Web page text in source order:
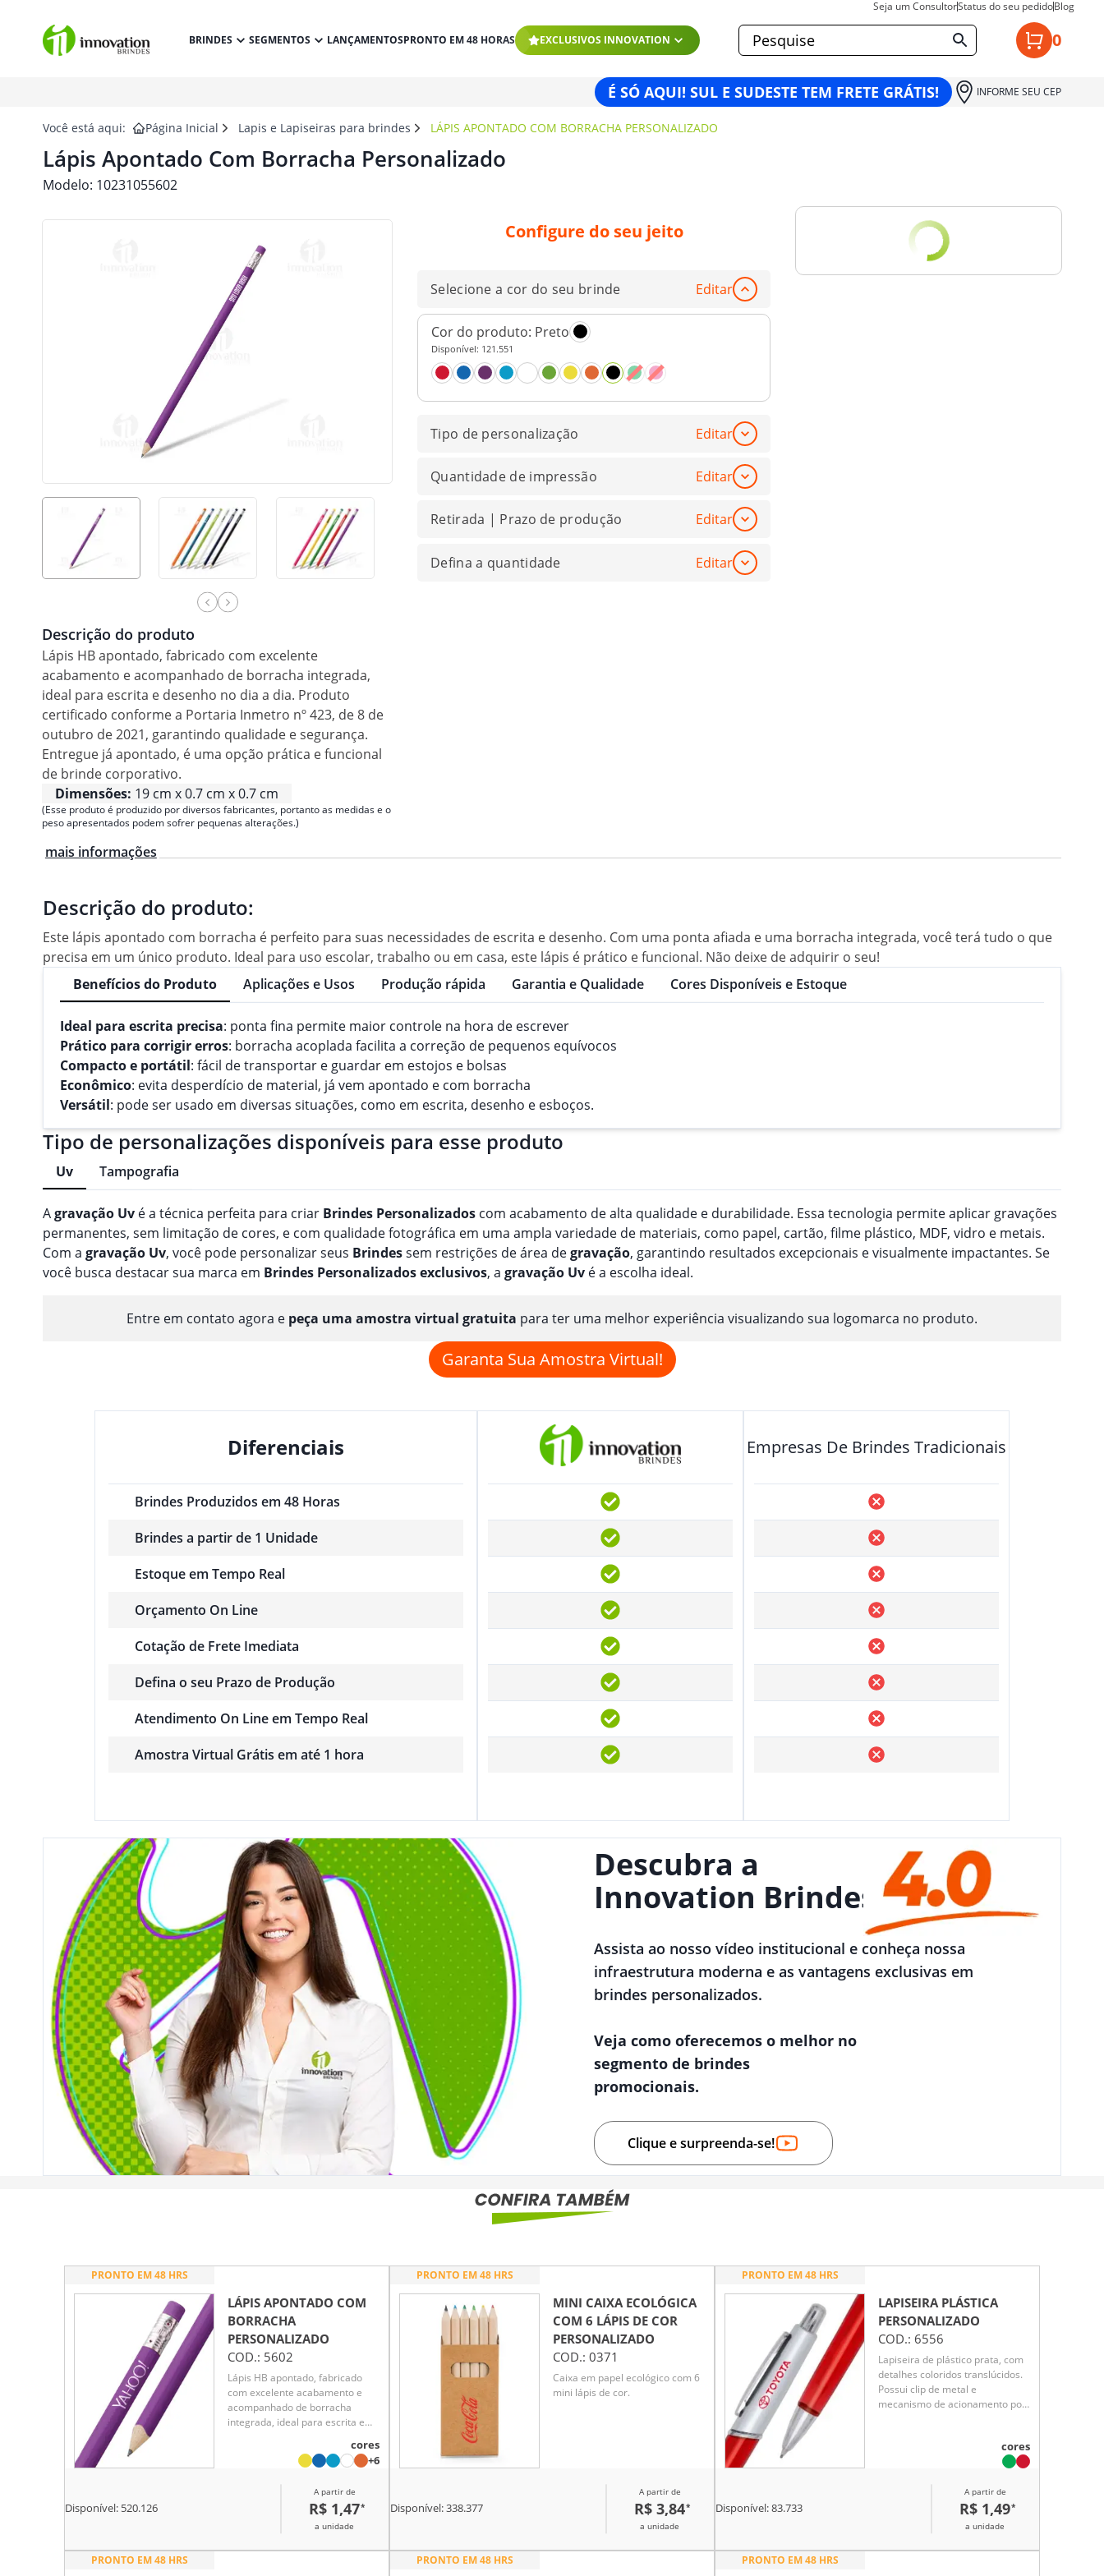
Seja um ConsultorStatus do seu pedidoBlog
BRINDES SEGMENTOS LANÇAMENTOSPRONTO EM 48 HORAS EXCLUSIVOS INNOVATION 0
É SÓ AQUI! SUL E SUDESTE TEM FRETE GRÁTIS! INFORME SEU CEP
Você está aqui: Página Inicial Lapis e Lapiseiras para brindes LÁPIS APONTADO COM BORRACHA PERSONALIZADO
Lápis Apontado Com Borracha Personalizado
Modelo: 10231055602
Descrição do produto
Lápis HB apontado, fabricado com excelente
acabamento e acompanhado de borracha integrada,
ideal para escrita e desenho no dia a dia. Produto
certificado conforme a Portaria Inmetro nº 423, de 8 de
outubro de 2021, garantindo qualidade e segurança.
Entregue já apontado, é uma opção prática e funcional
de brinde corporativo.
Dimensões: 19 cm x 0.7 cm x 0.7 cm
(Esse produto é produzido por diversos fabricantes, portanto as medidas e o
peso apresentados podem sofrer pequenas alterações.)
Configure do seu jeito
Selecione a cor do seu brinde Editar
Cor do produto: Preto
Disponível: 121.551
Tipo de personalização Editar
Quantidade de impressão Editar
Retirada | Prazo de produção Editar
Defina a quantidade Editar
mais informações
Descrição do produto:
Este lápis apontado com borracha é perfeito para suas necessidades de escrita e desenho. Com uma ponta afiada e uma borracha integrada, você terá tudo o que
precisa em um único produto. Ideal para uso escolar, trabalho ou em casa, este lápis é prático e funcional. Não deixe de adquirir o seu!
Benefícios do Produto
Aplicações e Usos Produção rápida Garantia e Qualidade Cores Disponíveis e Estoque
Ideal para escrita precisa: ponta fina permite maior controle na hora de escrever
Prático para corrigir erros: borracha acoplada facilita a correção de pequenos equívocos
Compacto e portátil: fácil de transportar e guardar em estojos e bolsas
Econômico: evita desperdício de material, já vem apontado e com borracha
Versátil: pode ser usado em diversas situações, como em escrita, desenho e esboços.
Tipo de personalizações disponíveis para esse produto
Uv Tampografia
Agravação Uv é a técnica perfeita para criar Brindes Personalizados com acabamento de alta qualidade e durabilidade. Essa tecnologia permite aplicar gravações
permanentes, sem limitação de cores, e com qualidade fotográfica em uma ampla variedade de materiais, como papel, cartão, filme plástico, MDF, vidro e metais.
Com a gravação Uv, você pode personalizar seus Brindessem restrições de área degravação, garantindo resultados excepcionais e visualmente impactantes. Se
você busca destacar sua marca em Brindes Personalizadosexclusivos, a gravação Uv é a escolha ideal.
Entre em contato agora e peça uma amostra virtual gratuita para ter uma melhor experiência visualizando sua logomarca no produto.
Garanta Sua Amostra Virtual!
Diferenciais
Brindes Produzidos em 48 Horas
Brindes a partir de 1 Unidade
Estoque em Tempo Real
Orçamento On Line
Cotação de Frete Imediata
Defina o seu Prazo de Produção
Atendimento On Line em Tempo Real
Amostra Virtual Grátis em até 1 hora
Empresas De Brindes Tradicionais
Descubra a
Innovation Brindes
Assista ao nosso vídeo institucional e conheça nossa
infraestrutura moderna e as vantagens exclusivas em
brindes personalizados.
Veja como oferecemos o melhor no
segmento de brindes
promocionais.
Clique e surpreenda-se!
PRONTO EM 48 HRS
LÁPIS APONTADO COM
BORRACHA
PERSONALIZADO
COD.: 5602
Lápis HB apontado, fabricado
com excelente acabamento e
acompanhado de borracha
integrada, ideal para escrita e
certificado conforme a Portaria
Inmetro nº 423, de 8 de outubro
segurança. Entregue já
apontado, é uma opção prática e
funcional de brinde corporativo.
cores
+6
Disponível: 520.126
A partir de
R$ 1,47*
a unidade
PRONTO EM 48 HRS
MINI CAIXA ECOLÓGICA
COM 6 LÁPIS DE COR
PERSONALIZADO
COD.: 0371
Caixa em papel ecológico com 6
mini lápis de cor.
Disponível:338.377
A partir de
R$ 3,84*
a unidade
PRONTO EM 48 HRS
LAPISEIRA PLÁSTICA
PERSONALIZADO
COD.: 6556
Lapiseira de plástico prata, com
detalhes coloridos translúcidos.
Possui clip de metal e
mecanismo de acionamento por
funcionalidade e estilo em um
cores
Disponível:83.733
A partir de
R$ 1,49*
a unidade
PRONTO EM 48 HRS PRONTO EM 48 HRS PRONTO EM 48 HRS